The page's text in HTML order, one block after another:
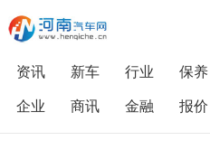
资讯 新车 行业 保养
企业
商讯 金融 报价